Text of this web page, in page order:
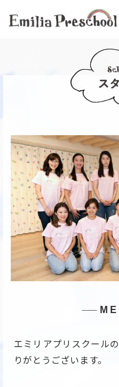
エミリアプリスクール
りがとうございます。